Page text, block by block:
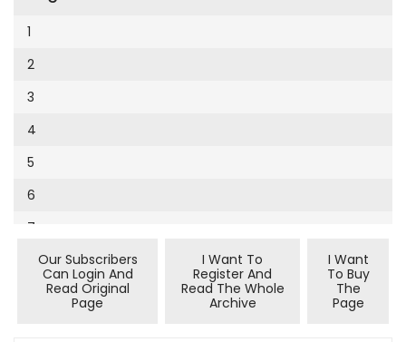
Cumhuriyet Sağlıklı Beslenme
Cumhuriyet Sokak
Cumhuriyet Spor
Cumhuriyet Strateji
Cumhuriyet Tarım
Cumhuriyet Yılbaşı
Çerçeve Eki
Dergi Eki
Ekonomi Eki
1994
9
10
11
12
13
14
15
16
1
2
3
4
5
6
7
Our Subscribers
Can Login And
Read Original
Page
I Want To
Register And
Read The Whole
Archive
I Want
To Buy
The
Page